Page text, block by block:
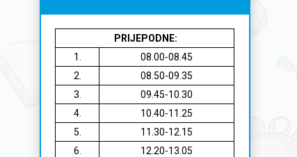
PRIJEPODNE:
1.
08.00-08.45
2.
08.50-09.35
3.
09.45-10.30
4.
10.40-11.25
5.
11.30-12.15
6.
12.20-13.05